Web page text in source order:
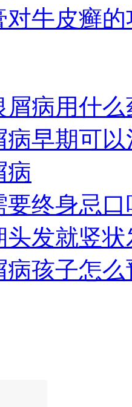
对牛皮癣的
屑病用什么
病早期可
病
要终身忌口
头发就竖状
病孩子怎么